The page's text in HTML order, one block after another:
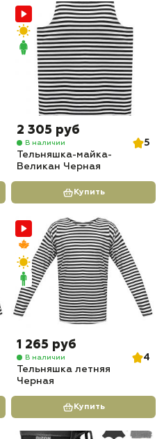
2 305 руб
В наличии
5
Тельняшка-майка-
Великан Черная
Купить
1 265 руб
В наличии
4
Тельняшка летняя
Черная
Купить